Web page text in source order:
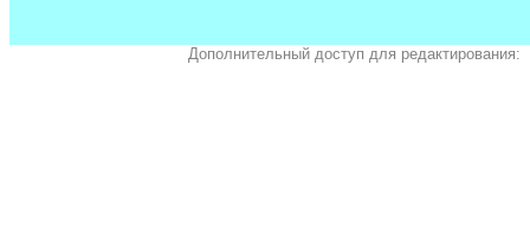
Дополнительный доступ для редактирования: